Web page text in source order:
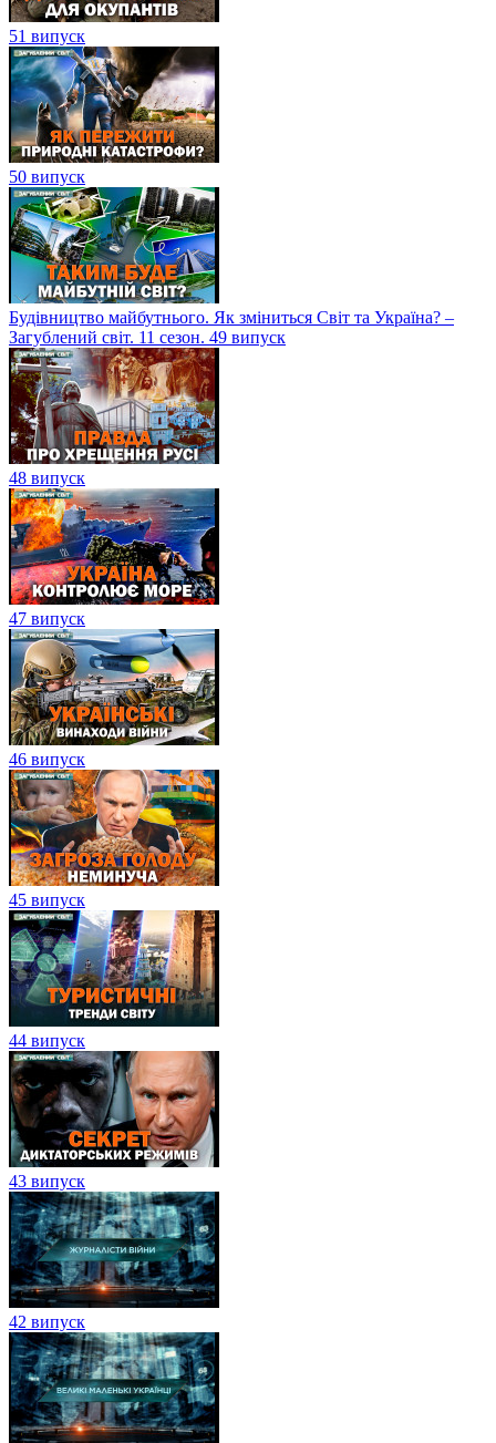
51 випуск
50 випуск
Будівництво майбутнього. Як зміниться Світ та Україна? –
Загублений світ. 11 сезон. 49 випуск
48 випуск
47 випуск
46 випуск
45 випуск
44 випуск
43 випуск
42 випуск